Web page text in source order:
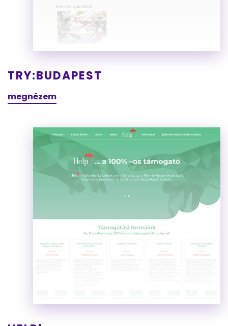
TRY:BUDAPEST
megnézem